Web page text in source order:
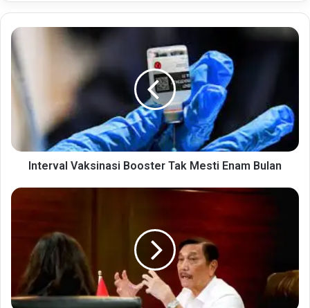
Interval
Vaksinasi
Interval Vaksinasi Booster Tak Mesti Enam Bulan
Berikut
Karantina
PPLN
Berlaku
Mulai